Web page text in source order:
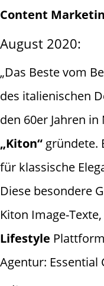
Content
August 2020:
„Das Beste vom
des italienischen
den 60er Jahren in
„Kiton“ gründete.
für klassische
Diese besondere
Kiton Image-
Lifestyle
Agentur: Essential